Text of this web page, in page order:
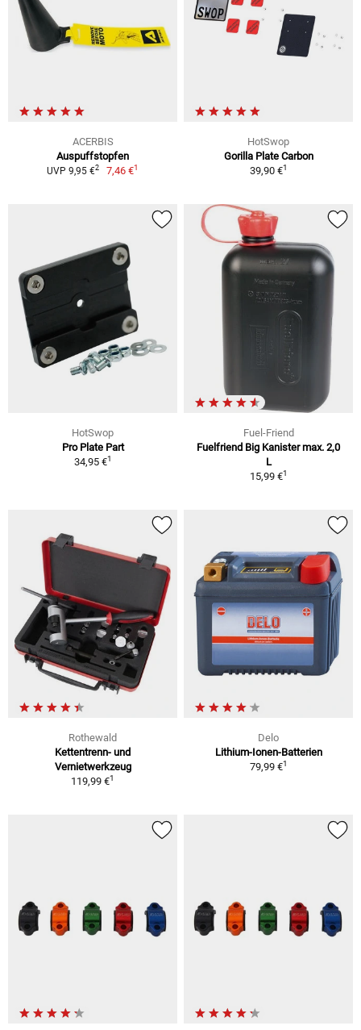
ACERBIS
Auspuffstopfen
UVP 9,95 €2 7,46 €1
HotSwop
Gorilla Plate Carbon
39,90 €1
HotSwop
Pro Plate Part
34,95 €1
Fuel-Friend
Fuelfriend Big Kanister max. 2,0
L
15,99 €1
Rothewald
Kettentrenn- und
Vernietwerkzeug
119,99 €1
Delo
Lithium-Ionen-Batterien
79,99 €1